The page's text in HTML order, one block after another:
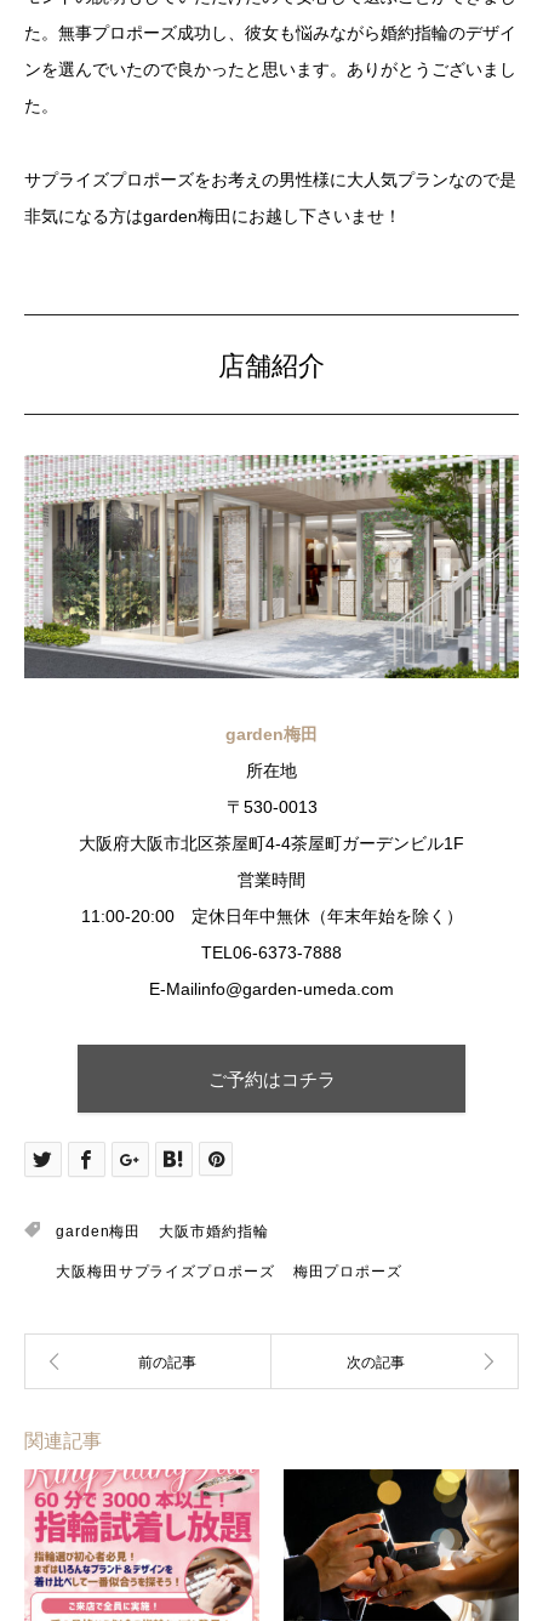
た。無事プロポーズ成功し、彼女も悩みながら婚約指輪のデザイ
ンを選んでいたので良かったと思います。ありがとうございまし
た。
サプライズプロポーズをお考えの男性様に大人気プランなので是
非気になる方はgarden梅田にお越し下さいませ！
店舗紹介
garden梅田
所在地
〒530-0013
大阪府大阪市北区茶屋町4-4茶屋町ガーデンビル1F
営業時間
11:00-20:00 定休日年中無休（年末年始を除く）
TEL06-6373-7888
E-Mailinfo@garden-umeda.com
ご予約はコチラ
garden梅田 大阪市婚約指輪
大阪梅田サプライズプロポーズ 梅田プロポーズ
関連記事